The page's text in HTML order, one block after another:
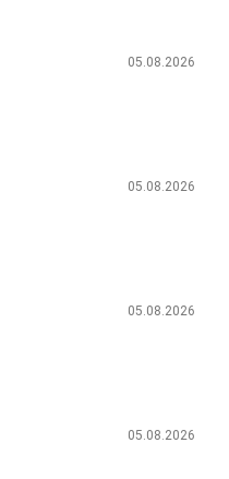
05.08.2026
05.08.2026
05.08.2026
05.08.2026